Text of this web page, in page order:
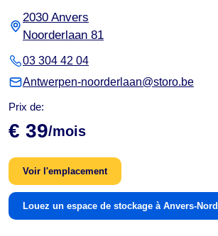
2030 Anvers
Noorderlaan 81
03 304 42 04
Antwerpen-noorderlaan@storo.be
Prix de:
€ 39/mois
Voir l'emplacement
Louez un espace de stockage à Anvers-Nord